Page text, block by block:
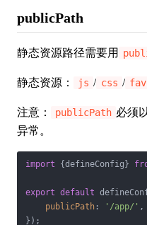
publicPath
静态资源路径需要用
静态资源： js / css /
注意： publicPath 必须
异常。
import {defineConfig}
export default
publicPath : '/app/' ,